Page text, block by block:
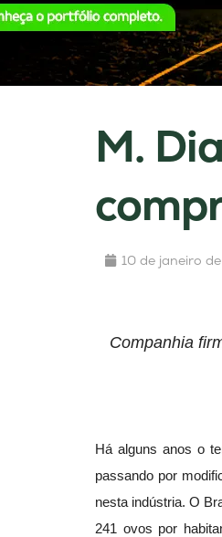
M.
10 de janeiro
Companhia
Há alguns anos o
passando por
nesta indústria. O
241 ovos por